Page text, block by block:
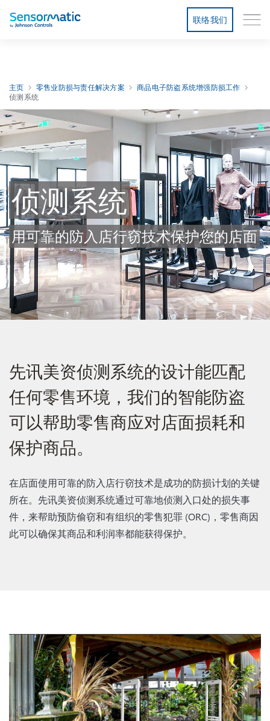
联络我们
主页 零售业防损与责任解决方案
商品电子防盗系统增强防损工作
侦测系统
侦测系统
用可靠的防入店行窃技术保护您的店面
先讯美资侦测系统的设计能匹配
任何零售环境，我们的智能防盗
可以帮助零售商应对店面损耗和
保护商品。
在店面使用可靠的防入店行窃技术是成功的防损计划的关键
所在。先讯美资侦测系统通过可靠地侦测入口处的损失事
件，来帮助预防偷窃和有组织的零售犯罪 (ORC)，零售商因
此可以确保其商品和利润率都能获得保护。